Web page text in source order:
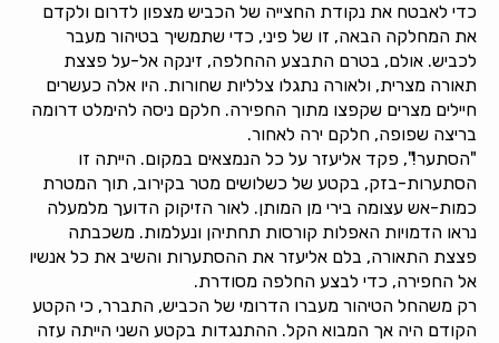
כדי לאבטח את נקודת החצייה של הכביש מצפון לדרום ולקדם
את המחלקה הבאה, זו של פיני, כדי שתמשיך בטיהור מעבר
לכביש. אולם, בטרם התבצע ההחלפה, זינקה אל-על פצצת
תאורה מצרית, ולאורה נתגלו צלליות שחורות. היו אלה כעשרים
חיילים מצרים שקפצו מתוך החפירה. חלקם ניסה להימלט דרומה
בריצה שפופה, חלקם ירה לאחור.
"הסתער!", פקד אליעזר על כל הנמצאים במקום. הייתה זו
הסתערות-בזק, בקטע של כשלושים מטר בקירוב, תוך המטרת
כמות-אש עצומה בירי מן המותן. לאור הזיקוק הדועך מלמעלה
נראו הדמויות האפלות קורסות תחתיהן ונעלמות. משכבתה
פצצת התאורה, בלם אליעזר את ההסתערות והשיב את כל אנשיו
אל החפירה, כדי לבצע החלפה מסודרת.
רק משהחל הטיהור מעברו הדרומי של הכביש, התברר, כי הקטע
הקודם היה אך המבוא הקל. ההתנגדות בקטע השני הייתה עזה